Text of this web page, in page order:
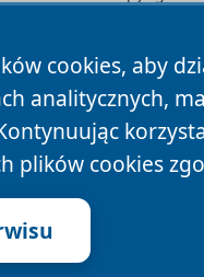
cookies, aby
analitycznych,
plików cookies
News